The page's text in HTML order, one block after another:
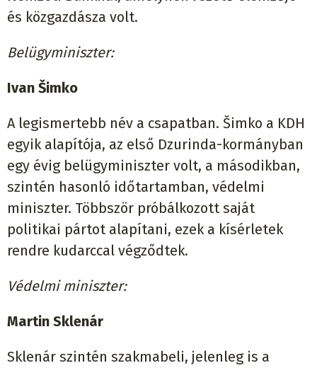
és közgazdásza volt.
Belügyminiszter:
Ivan Šimko
A legismertebb név a csapatban. Šimko a KDH
egyik alapítója, az első Dzurinda-kormányban
egy évig belügyminiszter volt, a másodikban,
szintén hasonló időtartamban, védelmi
miniszter. Többször próbálkozott saját
politikai pártot alapítani, ezek a kísérletek
rendre kudarccal végződtek.
Védelmi miniszter:
Martin Sklenár
Sklenár szintén szakmabeli, jelenleg is a